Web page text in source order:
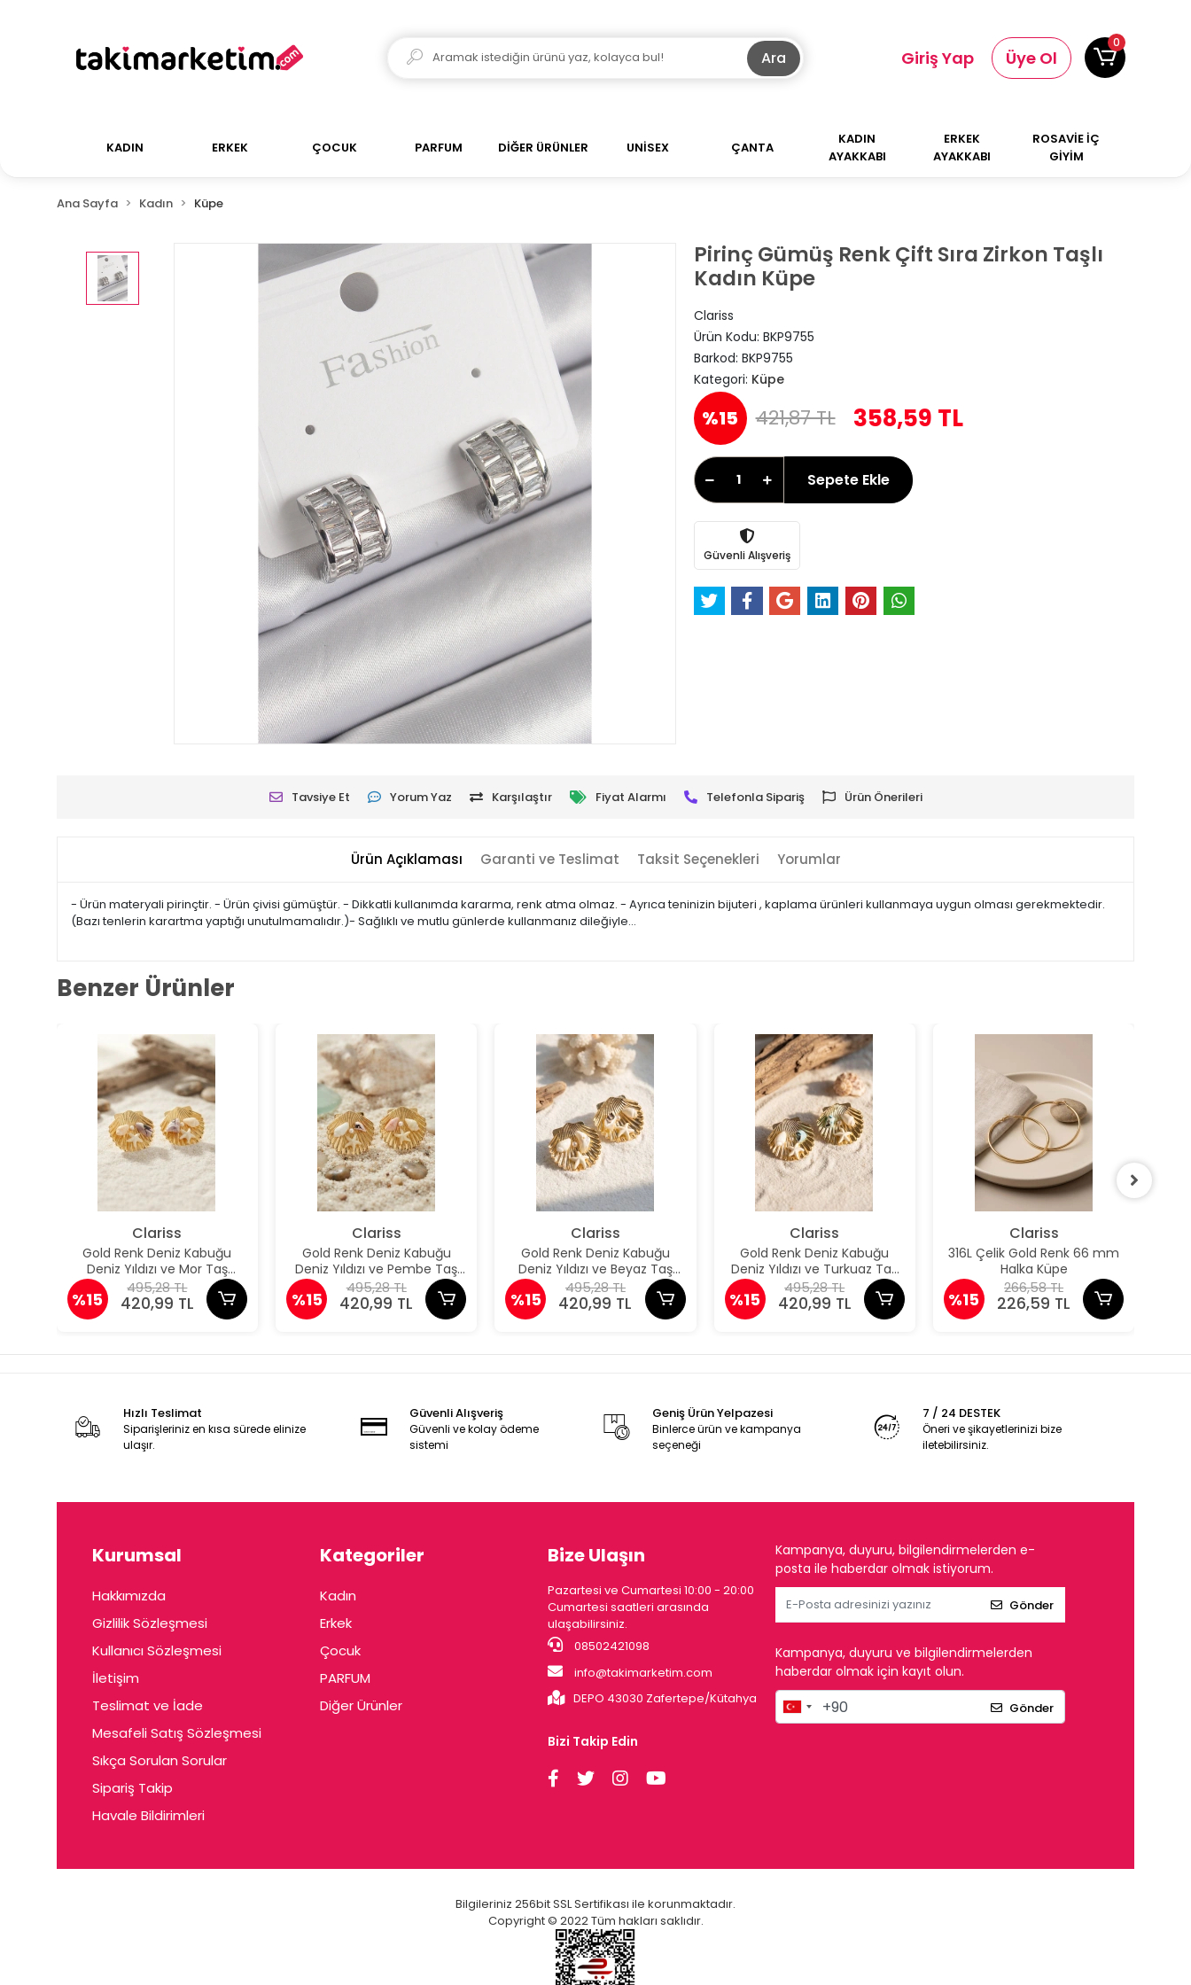
Ara Giriş Yap Üye Ol
0
KADIN ERKEK ÇOCUK PARFUM DİĞER ÜRÜNLER UNİSEX ÇANTA
KADIN
AYAKKABI
ERKEK
AYAKKABI
ROSAVİE İÇ
GİYİM
Ana Sayfa Kadın Küpe
Pirinç Gümüş Renk Çift Sıra Zirkon Taşlı
Kadın Küpe
Clariss
Ürün Kodu: BKP9755
Barkod: BKP9755
Kategori: Küpe
%15 421,87 TL 358,59 TL
Sepete Ekle
Güvenli Alışveriş
Tavsiye Et Yorum Yaz Karşılaştır Fiyat Alarmı Telefonla Sipariş Ürün Önerileri
Ürün Açıklaması Garanti ve Teslimat Taksit Seçenekleri Yorumlar
- Ürün materyali pirinçtir. - Ürün çivisi gümüştür. - Dikkatli kullanımda kararma, renk atma olmaz. - Ayrıca teninizin bijuteri , kaplama ürünleri kullanmaya uygun olması gerekmektedir.
(Bazı tenlerin karartma yaptığı unutulmamalıdır.)- Sağlıklı ve mutlu günlerde kullanmanız dileğiyle…
Benzer Ürünler
Clariss
Gold Renk Deniz Kabuğu
Deniz Yıldızı ve Mor Taş
Detaylı Küpe
%15
495,28 TL
420,99 TL
Clariss
Gold Renk Deniz Kabuğu
Deniz Yıldızı ve Pembe Taş
Detaylı Küpe
%15
495,28 TL
420,99 TL
Clariss
Gold Renk Deniz Kabuğu
Deniz Yıldızı ve Beyaz Taş
Detaylı Küpe
%15
495,28 TL
420,99 TL
Clariss
Gold Renk Deniz Kabuğu
Deniz Yıldızı ve Turkuaz Taş
Detaylı Küpe
%15
495,28 TL
420,99 TL
Clariss
316L Çelik Gold Renk 66 mm
Halka Küpe
%15
266,58 TL
226,59 TL
Hızlı Teslimat
Siparişleriniz en kısa sürede elinize
ulaşır.
Güvenli Alışveriş
Güvenli ve kolay ödeme
sistemi
Geniş Ürün Yelpazesi
Binlerce ürün ve kampanya
seçeneği
7 / 24 DESTEK
Öneri ve şikayetlerinizi bize
iletebilirsiniz.
Kurumsal
Hakkımızda
Gizlilik Sözleşmesi
Kullanıcı Sözleşmesi
İletişim
Teslimat ve İade
Mesafeli Satış Sözleşmesi
Sıkça Sorulan Sorular
Sipariş Takip
Havale Bildirimleri
Kategoriler
Kadın
Erkek
Çocuk
PARFUM
Diğer Ürünler
Bize Ulaşın
Pazartesi ve Cumartesi 10:00 - 20:00
Cumartesi saatleri arasında
ulaşabilirsiniz.
08502421098
info@takimarketim.com
DEPO 43030 Zafertepe/Kütahya
Bizi Takip Edin
Kampanya, duyuru, bilgilendirmelerden e-
posta ile haberdar olmak istiyorum.
Gönder
Kampanya, duyuru ve bilgilendirmelerden
haberdar olmak için kayıt olun.
Gönder
Bilgileriniz 256bit SSL Sertifikası ile korunmaktadır.
Copyright © 2022 Tüm hakları saklıdır.